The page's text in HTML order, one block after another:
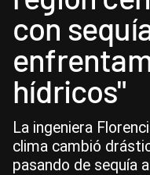
con
hídricos"
La ingeniera
clima cambió
pasando de sequía